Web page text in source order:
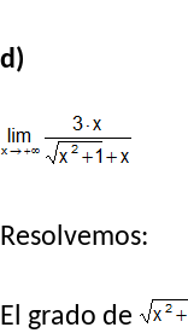
d)
Resolvemos:
El grado de